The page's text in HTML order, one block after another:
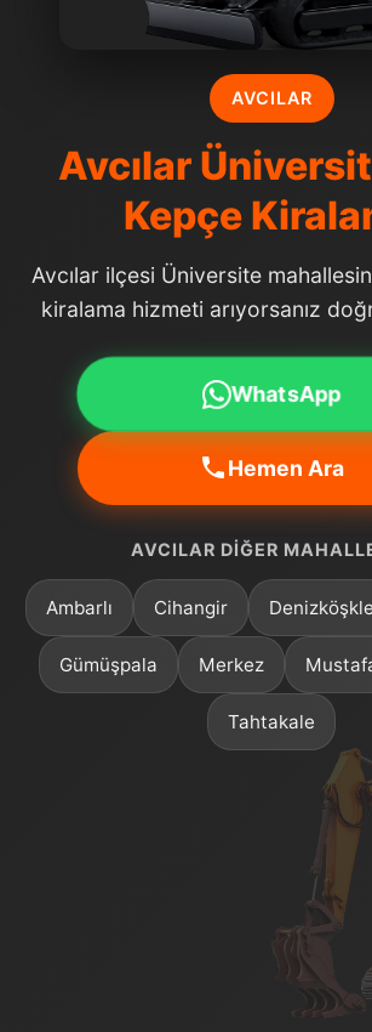
AVCILAR
Avcılar
Kepçe
Avcılar ilçesi Üniversite
kiralama hizmeti arıyorsanız
WhatsApp
Hemen Ara
AVCILAR DIĞER
Ambarlı Cihangir
Gümüşpala Merkez
Tahtakale